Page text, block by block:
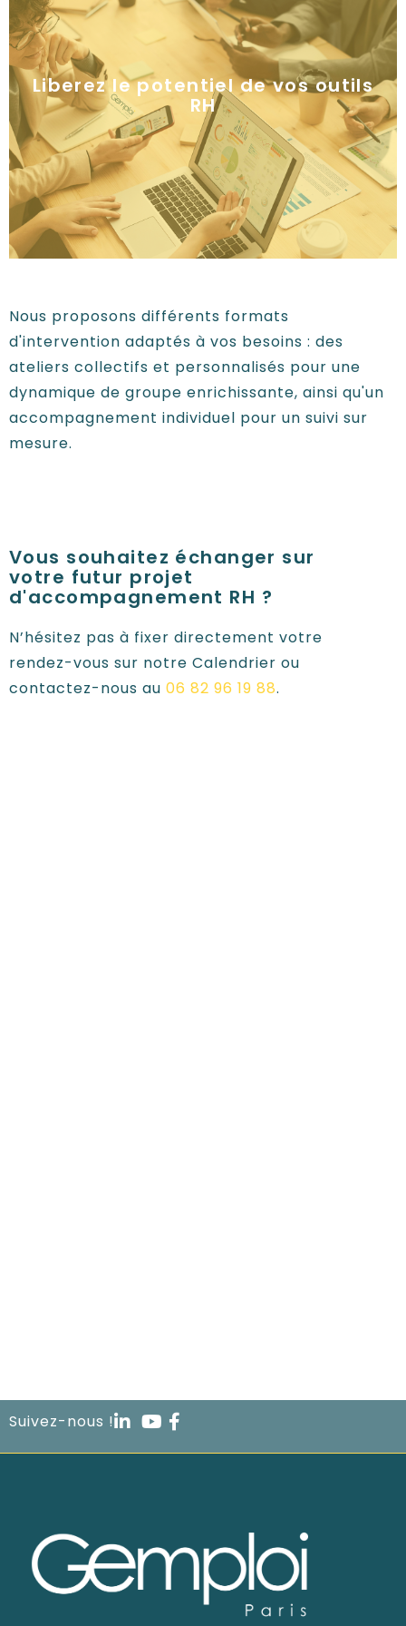
Liberez le potentiel de vos outils
RH
Parce que les managers sont les véritables
relais des RH sur le terrain !
Formats possibles : - Ateliers collectifs et
personnalisés - Accompagnement individuel
Nous proposons différents formats
d'intervention adaptés à vos besoins : des
ateliers collectifs et personnalisés pour une
dynamique de groupe enrichissante, ainsi qu'un
accompagnement individuel pour un suivi sur
mesure.
Vous souhaitez échanger sur
votre futur projet
d'accompagnement RH ?
N’hésitez pas à fixer directement votre
rendez-vous sur notre Calendrier ou
contactez-nous au 06 82 96 19 88.
Suivez-nous !